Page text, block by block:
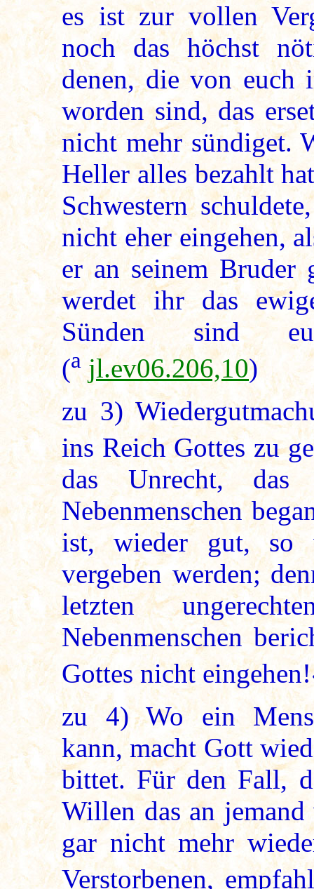
es ist zur vollen
noch das höchst
denen, die von euch
worden sind, das
nicht mehr sündiget.
Heller alles bezahlt
Schwestern
nicht eher eingehen,
er an seinem Bruder
werdet ihr das
Sünden sind
(a jl.ev06.206,10)
zu 3)
ins Reich Gottes zu
das Unrecht,
Nebenmenschen
ist, wieder gut, so
vergeben werden;
letzten
Nebenmenschen
Gottes nicht
zu 4) Wo ein
kann, macht Gott
bittet. Für den Fall,
Willen das an
gar nicht mehr
Verstorbenen,